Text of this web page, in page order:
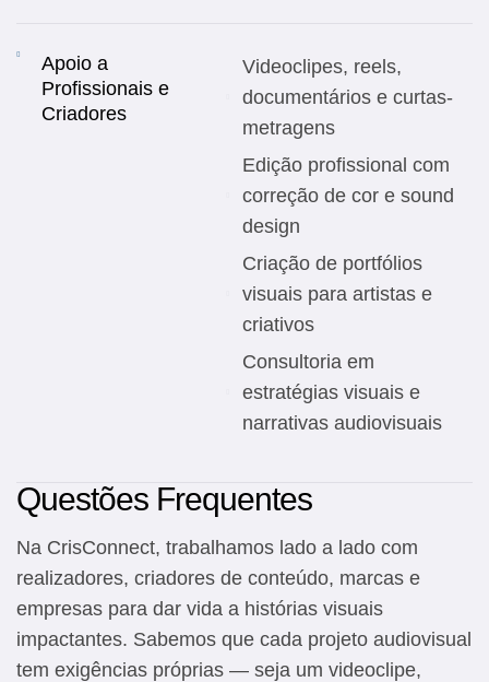
Apoio a
Profissionais e
Criadores
Videoclipes, reels,
documentários e curtas-
metragens
Edição profissional com
correção de cor e sound
design
Criação de portfólios
visuais para artistas e
criativos
Consultoria em
estratégias visuais e
narrativas audiovisuais
Questões Frequentes
Na CrisConnect, trabalhamos lado a lado com
realizadores, criadores de conteúdo, marcas e
empresas para dar vida a histórias visuais
impactantes. Sabemos que cada projeto audiovisual
tem exigências próprias — seja um videoclipe,